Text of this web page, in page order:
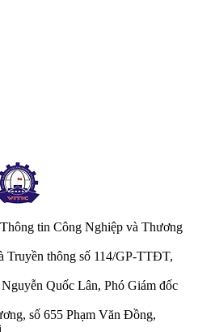
tin Công Nghiệp và Thương
Truyền thông số 114/GP-TTĐT,
Quốc Lân, Phó Giám đốc
số 655 Phạm Văn Đồng,